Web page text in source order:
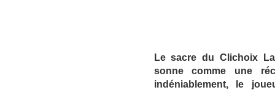
Le sacre du Clichoix
sonne comme une
indéniablement, le